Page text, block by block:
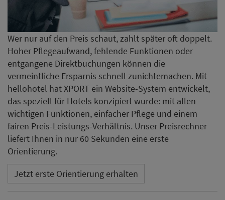
Wer nur auf den Preis schaut, zahlt später oft doppelt.
Hoher Pflegeaufwand, fehlende Funktionen oder
entgangene Direktbuchungen können die
vermeintliche Ersparnis schnell zunichtemachen. Mit
hellohotel hat XPORT ein Website-System entwickelt,
das speziell für Hotels konzipiert wurde: mit allen
wichtigen Funktionen, einfacher Pflege und einem
fairen Preis-Leistungs-Verhältnis. Unser Preisrechner
liefert Ihnen in nur 60 Sekunden eine erste
Orientierung.
Jetzt erste Orientierung erhalten